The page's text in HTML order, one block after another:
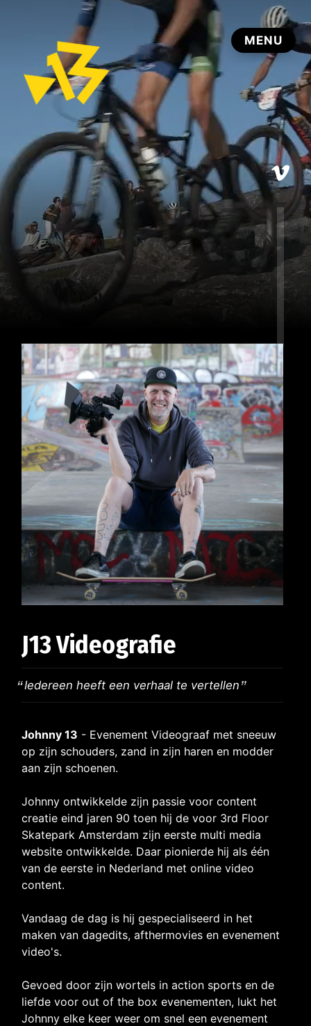
J13 Videografie
Iedereen heeft een verhaal te vertellen
Johnny 13 - Evenement Videograaf met sneeuw
op zijn schouders, zand in zijn haren en modder
aan zijn schoenen.
Johnny ontwikkelde zijn passie voor content
creatie eind jaren 90 toen hij de voor 3rd Floor
Skatepark Amsterdam zijn eerste multi media
website ontwikkelde. Daar pionierde hij als één
van de eerste in Nederland met online video
content.
Vandaag de dag is hij gespecialiseerd in het
maken van dagedits, afthermovies en evenement
video's.
Gevoed door zijn wortels in action sports en de
liefde voor out of the box evenementen, lukt het
Johnny elke keer weer om snel een evenement